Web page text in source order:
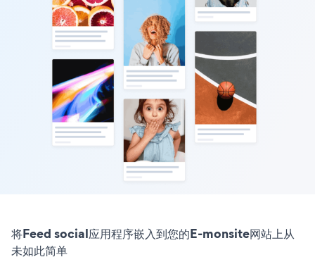
将Feed social应用程序嵌入到您的E-monsite网站上从
未如此简单